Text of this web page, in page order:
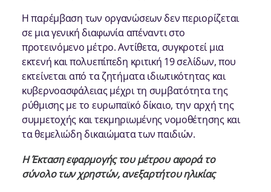
Η παρέμβαση των οργανώσεων δεν περιορίζεται
σε μια γενική διαφωνία απέναντι στο
προτεινόμενο μέτρο. Αντίθετα, συγκροτεί μια
εκτενή και πολυεπίπεδη κριτική 19 σελίδων, που
εκτείνεται από τα ζητήματα ιδιωτικότητας και
κυβερνοασφάλειας μέχρι τη συμβατότητα της
ρύθμισης με το ευρωπαϊκό δίκαιο, την αρχή της
συμμετοχής και τεκμηριωμένης νομοθέτησης και
τα θεμελιώδη δικαιώματα των παιδιών.
Η Έκταση εφαρμογής του μέτρου αφορά το
σύνολο των χρηστών, ανεξαρτήτου ηλικίας